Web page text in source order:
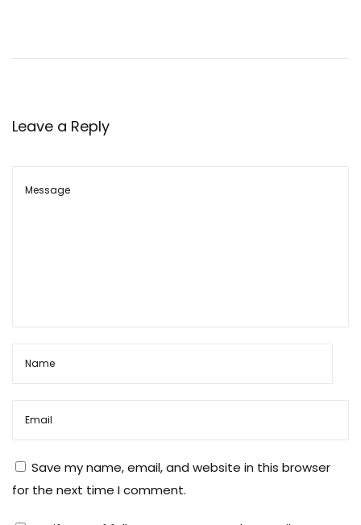
वि
या
कि
बा
ते
पे
Leave a Reply
Save my name, email, and website in this browser
for the next time I comment.